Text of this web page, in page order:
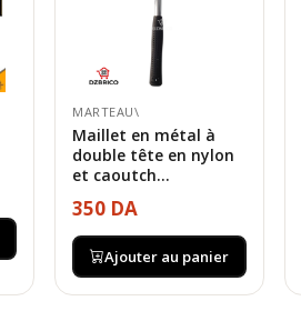
MARTEAU\
Maillet en métal à
double tête en nylon
et caoutch...
350 DA
Ajouter au panier